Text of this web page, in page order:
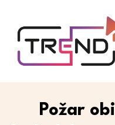
Požar